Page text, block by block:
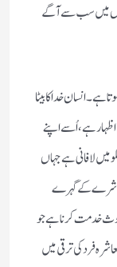
میں سب سے آگے
ہے۔ انسان خدا کا بیٹا
ہے، اُسے اپنے
میں لافانی ہے جہاں
معاشرے کے گہرے
خدمت کرنا ہے جو
فرد کی ترقی میں